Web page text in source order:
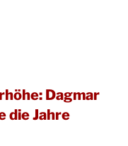
Dagmar
die Jahre